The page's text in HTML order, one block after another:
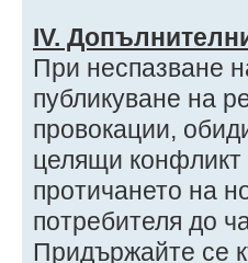
ІV.
При неспазване
публикуване на
провокации,
целящи конфликт
протичането на
потребителя до
Придържайте се